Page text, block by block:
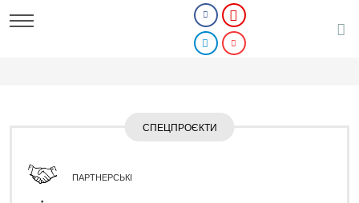
СПЕЦПРОЄКТИ
ПАРТНЕРСЬКІ